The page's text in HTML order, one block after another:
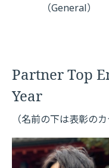
（General）
Partner Top
Year
（名前の下は表彰のカ